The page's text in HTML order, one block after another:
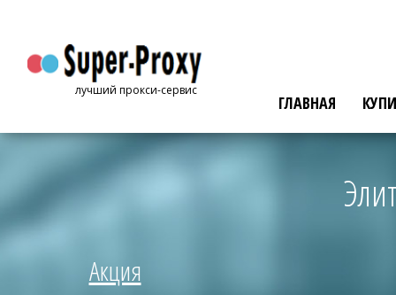
лучший прокси-сервис
ГЛАВНАЯ
Элитные
Акция